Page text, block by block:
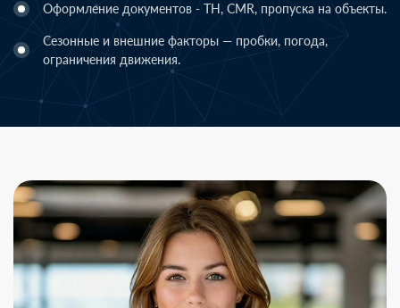
Оформление документов - ТН, CMR, пропуска на объекты.
Сезонные и внешние факторы — пробки, погода,
ограничения движения.